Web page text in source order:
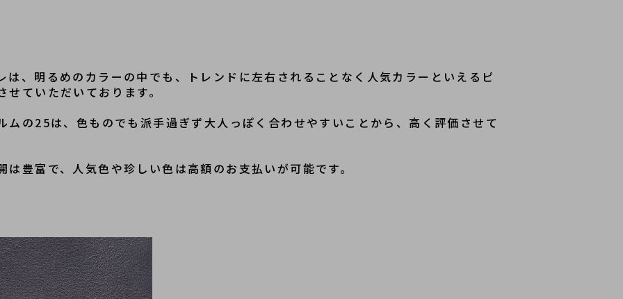
は、明るめのカラーの中でも、トレンドに左右されることなく人気カラーといえるピ
ていただいております。
ムの25は、色ものでも派手過ぎず大人っぽく合わせやすいことから、高く評価させて
豊富で、人気色や珍しい色は高額のお支払いが可能です。